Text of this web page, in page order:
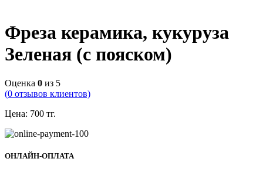
Фреза керамика, кукуруза
Зеленая (с пояском)
Оценка 0 из 5
(0 отзывов клиентов)
Цена: 700 тг.
ОНЛАЙН-ОПЛАТА